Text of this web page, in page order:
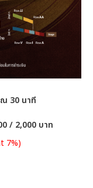
ณ 30 นาที
/ 2,000 บาท
7%)